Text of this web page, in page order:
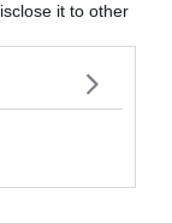
it to other